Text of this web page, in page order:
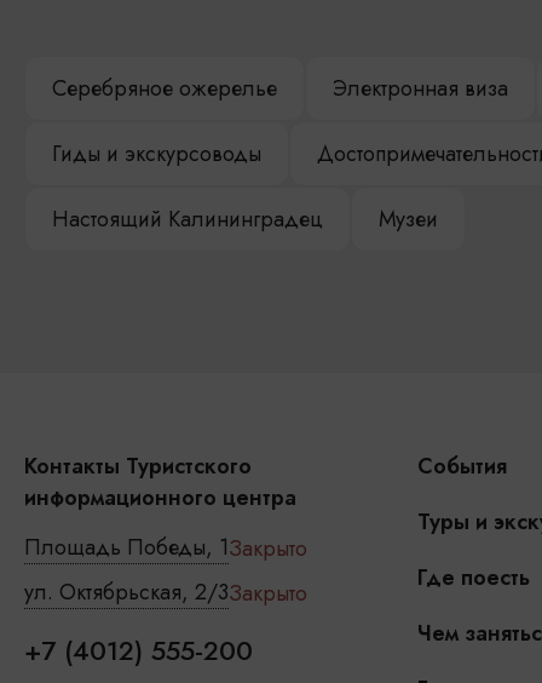
Серебряное ожерелье Электронная виза
Гиды и экскурсоводы
Настоящий Калининградец Музеи
Контакты Туристского
информационного центра
Площадь Победы, 1Закрыто
ул. Октябрьская, 2/3Закрыто
+7 (4012) 555-200
События
Туры и
Где поесть
Чем